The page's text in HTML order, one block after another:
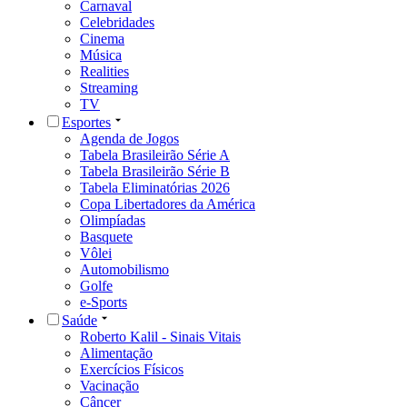
Carnaval
Celebridades
Cinema
Música
Realities
Streaming
TV
Esportes
Agenda de Jogos
Tabela Brasileirão Série A
Tabela Brasileirão Série B
Tabela Eliminatórias 2026
Copa Libertadores da América
Olimpíadas
Basquete
Vôlei
Automobilismo
Golfe
e-Sports
Saúde
Roberto Kalil - Sinais Vitais
Alimentação
Exercícios Físicos
Vacinação
Câncer